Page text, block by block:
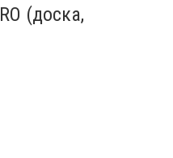
(доска,
Набор сменных
Набор шампуров (8 шт.)